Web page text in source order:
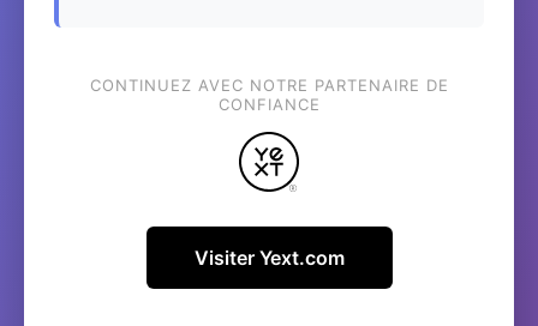
CONTINUEZ AVEC NOTRE PARTENAIRE DE
CONFIANCE
Visiter Yext.com